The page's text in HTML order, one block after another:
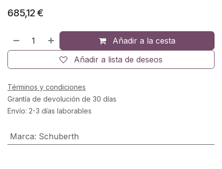
685,12€
Añadir a la cesta
Añadir a lista de deseos
Términos y condiciones
Grantía de devolución de 30 días
Envío: 2-3 días laborables
Marca: Schuberth